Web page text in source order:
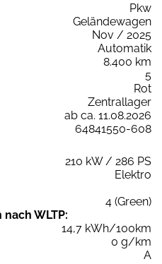
Pkw
Geländewagen
Nov / 2025
Automatik
8.400 km
5
Rot
Zentrallager
ab ca. 11.08.2026
64841550-608
210 kW / 286 PS
Elektro
4 (Green)
WLTP:
14,7 kWh/100km
0 g/km
A